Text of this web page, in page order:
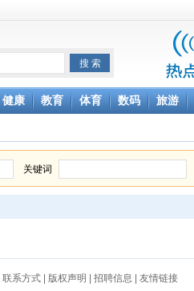
健康 教育 体育 数码 旅游
关键词
联系方式 版权声明 招聘信息
友情链接